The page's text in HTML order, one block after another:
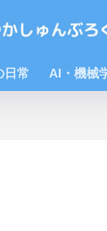
日常 AI・機械